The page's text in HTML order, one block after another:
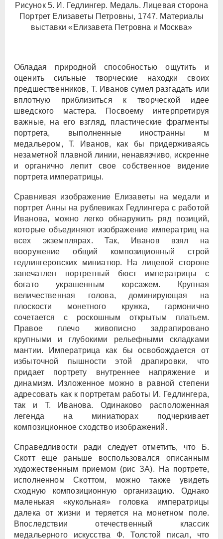
Рисунок 5. И. Гедлингер. Медаль. Лицевая сторона
Портрет Елизаветы Петровны, 1747. Материалы
выставки «Елизавета Петровна и Москва»
Обладая природной способностью ощутить и
оценить сильные творческие находки своих
предшественников, Т. Иванов сумел разгадать или
вплотную приблизиться к творческой идее
шведского мастера. Посвоему интерпретируя
важные, на его взгляд, пластические фрагменты
портрета, выполненные иностранны м
медальером, Т. Иванов, как бы придерживаясь
незаметной плавной линии, ненавязчиво, искренне
и органично лепит свое собственное видение
портрета императрицы.
Сравнивая изображение Елизаветы на медали и
портрет Анны на рублевиках Гедлингера с работой
Иванова, можно легко обнаружить ряд позиций,
которые объединяют изображение императриц на
всех экземплярах. Так, Иванов взял на
вооружение общий композиционный строй
гедлингеровских миниатюр. На лицевой стороне
запечатлен портретный бюст императрицы с
богато украшенным корсажем. Крупная
величественная голова, доминирующая на
плоскости монетного кружка, гармонично
сочетается с роскошным открытым платьем.
Правое плечо живописно задрапировано
крупными и глубокими рельефными складками
мантии. Императрица как бы освобождается от
избыточной пышности этой драпировки, что
придает портрету внутреннее напряжение и
динамизм. Изложенное можно в равной степени
адресовать как к портретам работы И. Гедлингера,
так и Т. Иванова. Одинаково расположенная
легенда на миниатюрах подчеркивает
композиционное сходство изображений.
Справедливости ради следует отметить, что Б.
Скотт еще раньше воспользовался описанным
художественным приемом (рис ЗА). На портрете,
исполненном Скоттом, можно также увидеть
сходную композиционную организацию. Однако
маленькая «кукольная» головка императрицы
далека от жизни и теряется на монетном поле.
Впоследствии отечественный классик
медальерного искусства Ф. Толстой писал, что